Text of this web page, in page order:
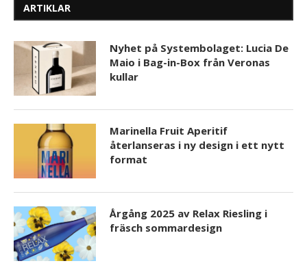
ARTIKLAR
Nyhet på Systembolaget: Lucia De
Maio i Bag-in-Box från Veronas
kullar
Marinella Fruit Aperitif
återlanseras i ny design i ett nytt
format
Årgång 2025 av Relax Riesling i
fräsch sommardesign